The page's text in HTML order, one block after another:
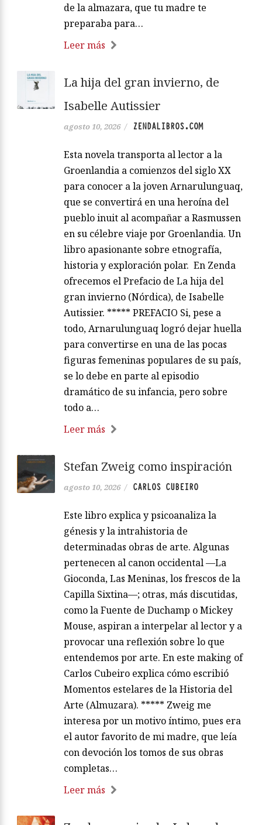
de la almazara, que tu madre te
preparaba para…
Leer más
La hija del gran invierno, de
Isabelle Autissier
agosto 10, 2026 / ZENDALIBROS.COM
Esta novela transporta al lector a la
Groenlandia a comienzos del siglo XX
para conocer a la joven Arnarulunguaq,
que se convertirá en una heroína del
pueblo inuit al acompañar a Rasmussen
en su célebre viaje por Groenlandia. Un
libro apasionante sobre etnografía,
historia y exploración polar. En Zenda
ofrecemos el Prefacio de La hija del
gran invierno (Nórdica), de Isabelle
Autissier. ***** PREFACIO Si, pese a
todo, Arnarulunguaq logró dejar huella
para convertirse en una de las pocas
figuras femeninas populares de su país,
se lo debe en parte al episodio
dramático de su infancia, pero sobre
todo a…
Leer más
Stefan Zweig como inspiración
agosto 10, 2026 / CARLOS CUBEIRO
Este libro explica y psicoanaliza la
génesis y la intrahistoria de
determinadas obras de arte. Algunas
pertenecen al canon occidental —La
Gioconda, Las Meninas, los frescos de la
Capilla Sixtina—; otras, más discutidas,
como la Fuente de Duchamp o Mickey
Mouse, aspiran a interpelar al lector y a
provocar una reflexión sobre lo que
entendemos por arte. En este making of
Carlos Cubeiro explica cómo escribió
Momentos estelares de la Historia del
Arte (Almuzara). ***** Zweig me
interesa por un motivo íntimo, pues era
el autor favorito de mi madre, que leía
con devoción los tomos de sus obras
completas…
Leer más